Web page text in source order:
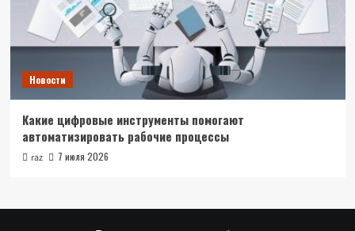
Новости
Какие цифровые инструменты помогают
автоматизировать рабочие процессы
raz 7 июля 2026